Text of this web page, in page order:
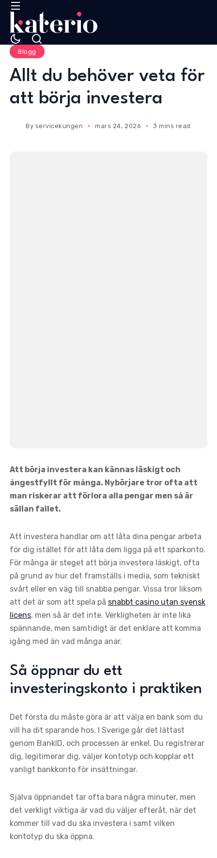
Blogg
Allt du behöver veta för
att börja investera
By servicekungen mars 24, 2026 3 mins read
Att börja investera kan kännas läskigt och
ångestfyllt för många. Nybörjare tror ofta att
man riskerar att förlora alla pengar men så är
sällan fallet.
Att investera handlar om att låta dina pengar arbeta
för dig istället för att låta dem ligga på ett sparkonto.
För många är steget att börja investera läskigt, ofta
på grund av hur det framställs i media, som tekniskt
svårt eller en väg till snabba pengar. Vissa tror liksom
att det är som att spela på snabbt casino utan svensk
licens, men så är det inte. Verkligheten är inte lika
spännande, men samtidigt är det enklare att komma
igång med än vad många anar.
Så öppnar du ett
investeringskonto i praktiken
Det första du måste göra är att välja en bank som du
vill ha dit sparande hos. I Sverige går det lättast
genom BankID, och processen är enkel. Du registrerar
dig, legitimerar dig, väljer kontotyp och kopplar ett
vanligt bankkonto för insättningar.
Själva öppnandet tar ofta bara några minuter, men
det verkligt viktiga är vad du väljer efteråt, när det
kommer till vad du ska investera i samt vilken
kontotyp du ska öppna.